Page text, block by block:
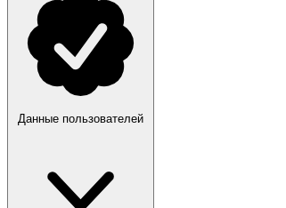
Данные пользователей